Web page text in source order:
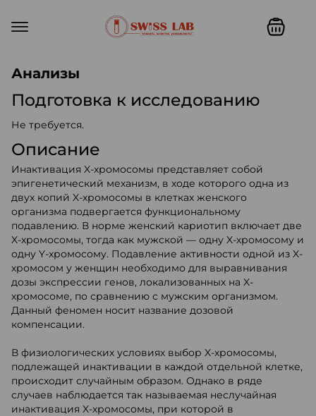
Анализы
Подготовка к исследованию
Не требуется.
Описание
Инактивация X-хромосомы представляет собой
эпигенетический механизм, в ходе которого одна из
двух копий X-хромосомы в клетках женского
организма подвергается функциональному
подавлению. В норме женский кариотип включает две
X-хромосомы, тогда как мужской — одну X-хромосому и
одну Y-хромосому. Подавление активности одной из X-
хромосом у женщин необходимо для выравнивания
дозы экспрессии генов, локализованных на X-
хромосоме, по сравнению с мужским организмом.
Данный феномен носит название дозовой
компенсации.
В физиологических условиях выбор X-хромосомы,
подлежащей инактивации в каждой отдельной клетке,
происходит случайным образом. Однако в ряде
случаев наблюдается так называемая неслучайная
инактивация X-хромосомы, при которой в